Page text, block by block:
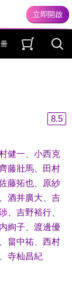
8.5
健一
小西克
藤壯馬、 田村
藤拓也、
原紗
酒井廣大、 吉
、 吉野裕行、
絢子、 渡邊優
畠中祐、 西村
寺杣昌紀